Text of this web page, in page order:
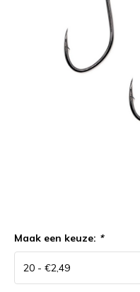
Maak een keuze: *